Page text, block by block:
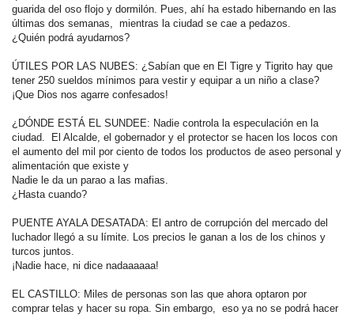
guarida del oso flojo y dormilón. Pues, ahí ha estado hibernando en las
últimas dos semanas, mientras la ciudad se cae a pedazos.
¿Quién podrá ayudarnos?
ÚTILES POR LAS NUBES: ¿Sabían que en El Tigre y Tigrito hay que
tener 250 sueldos mínimos para vestir y equipar a un niño a clase?
¡Que Dios nos agarre confesados!
¿DÓNDE ESTÁ EL SUNDEE: Nadie controla la especulación en la
ciudad. El Alcalde, el gobernador y el protector se hacen los locos con
el aumento del mil por ciento de todos los productos de aseo personal y
alimentación que existe y
Nadie le da un parao a las mafias.
¿Hasta cuando?
PUENTE AYALA DESATADA: El antro de corrupción del mercado del
luchador llegó a su límite. Los precios le ganan a los de los chinos y
turcos juntos.
¡Nadie hace, ni dice nadaaaaaa!
EL CASTILLO: Miles de personas son las que ahora optaron por
comprar telas y hacer su ropa. Sin embargo, eso ya no se podrá hacer